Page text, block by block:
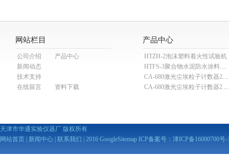
网站栏目
公司介绍
产品中心
新闻动态
技术支持
在线留言
资料下载
产品中心
HTZH-2泡沫塑料着火性试验机
HTFS-3聚合物水泥防水涂料分散机
CA-680激光尘埃粒子计数器28.3L
CA-680激光尘埃粒子
天津市华通实验仪器厂 版权所有
网站首页
新闻中心 联系我们 | 2016 GoogleSitemap ICP备案号： 津ICP备16000700号-